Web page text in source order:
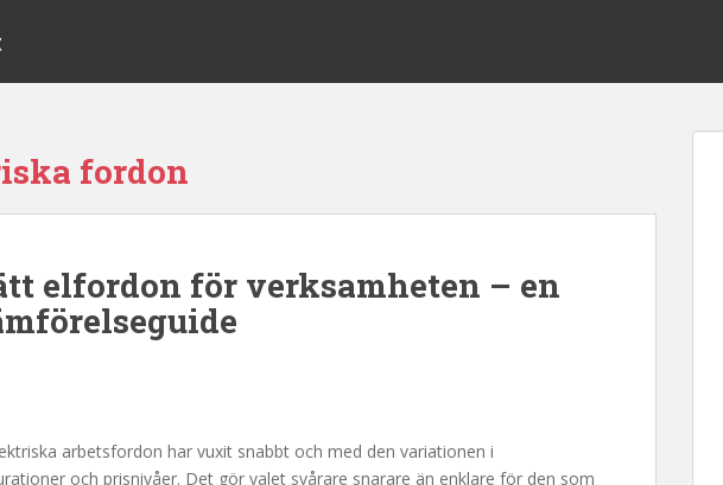
fordon
elfordon för verksamheten – en
arbetsfordon har vuxit snabbt och med den variationen i
och prisnivåer. Det gör valet svårare snarare än enklare för den som